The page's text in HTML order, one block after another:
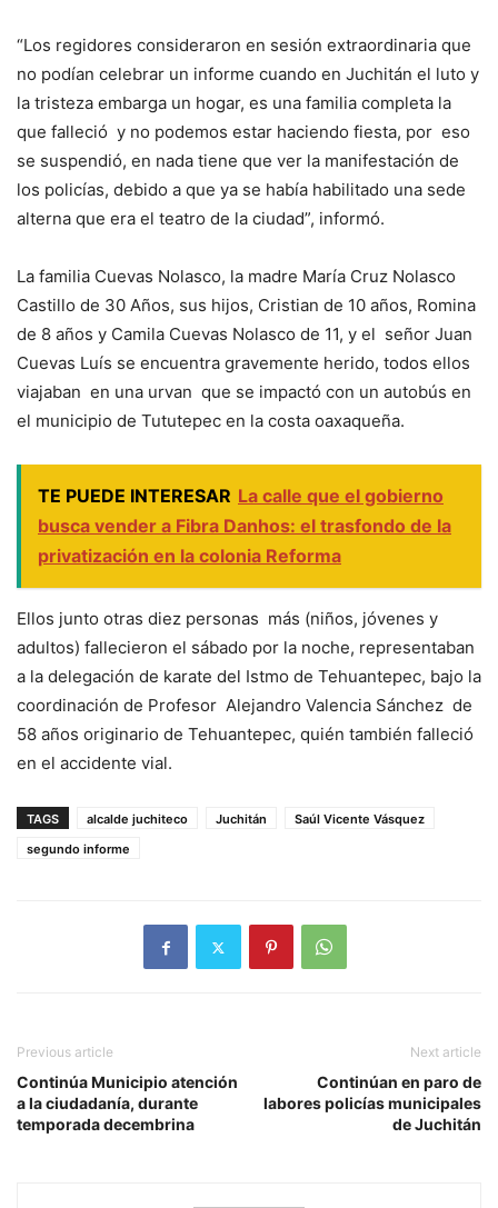
“Los regidores consideraron en sesión extraordinaria que
no podían celebrar un informe cuando en Juchitán el luto y
la tristeza embarga un hogar, es una familia completa la
que falleció y no podemos estar haciendo fiesta, por eso
se suspendió, en nada tiene que ver la manifestación de
los policías, debido a que ya se había habilitado una sede
alterna que era el teatro de la ciudad”, informó.
La familia Cuevas Nolasco, la madre María Cruz Nolasco
Castillo de 30 Años, sus hijos, Cristian de 10 años, Romina
de 8 años y Camila Cuevas Nolasco de 11, y el señor Juan
Cuevas Luís se encuentra gravemente herido, todos ellos
viajaban en una urvan que se impactó con un autobús en
el municipio de Tututepec en la costa oaxaqueña.
TE PUEDE INTERESAR La calle que el gobierno
busca vender a Fibra Danhos: el trasfondo de la
privatización en la colonia Reforma
Ellos junto otras diez personas más (niños, jóvenes y
adultos) fallecieron el sábado por la noche, representaban
a la delegación de karate del Istmo de Tehuantepec, bajo la
coordinación de Profesor Alejandro Valencia Sánchez de
58 años originario de Tehuantepec, quién también falleció
en el accidente vial.
TAGS alcalde juchiteco Juchitán
Saúl Vicente Vásquez
segundo informe
Previous article
Continúa Municipio atención
a la ciudadanía, durante
temporada decembrina
Next article
Continúan en paro de
labores policías municipales
de Juchitán